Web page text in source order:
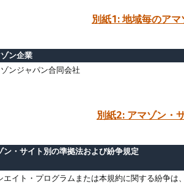
別紙1: 地域毎のア
ン企業
ンジャパン合同会社
別紙2: アマゾン・
ン・サイト別の準拠法および紛争規定
エイト・プログラムまたは本規約に関する紛争